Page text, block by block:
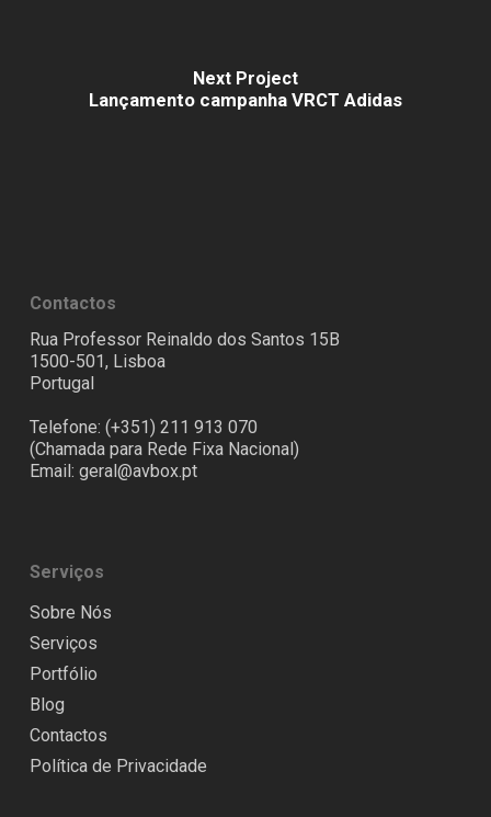
Next Project
Lançamento campanha VRCT Adidas
Contactos
Rua Professor Reinaldo dos Santos 15B
1500-501, Lisboa
Portugal
Telefone: (+351) 211 913 070
(Chamada para Rede Fixa Nacional)
Email: geral@avbox.pt
Serviços
Sobre Nós
Serviços
Portfólio
Blog
Contactos
Política de Privacidade